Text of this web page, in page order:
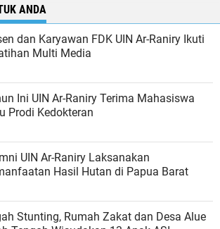
ANDA
dan Karyawan FDK UIN Ar-Raniry Ikuti
Multi Media
Ini UIN Ar-Raniry Terima Mahasiswa
Prodi Kedokteran
UIN Ar-Raniry Laksanakan
Hasil Hutan di Papua Barat
Stunting, Rumah Zakat dan Desa Alue